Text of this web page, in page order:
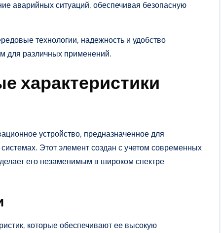
аварийных ситуаций, обеспечивая безопасную
технологии, надежность и удобство
для различных применений.
характеристики
устройство, предназначенное для
Этот элемент создан с учетом современных
его незаменимым в широком спектре
которые обеспечивают ее высокую